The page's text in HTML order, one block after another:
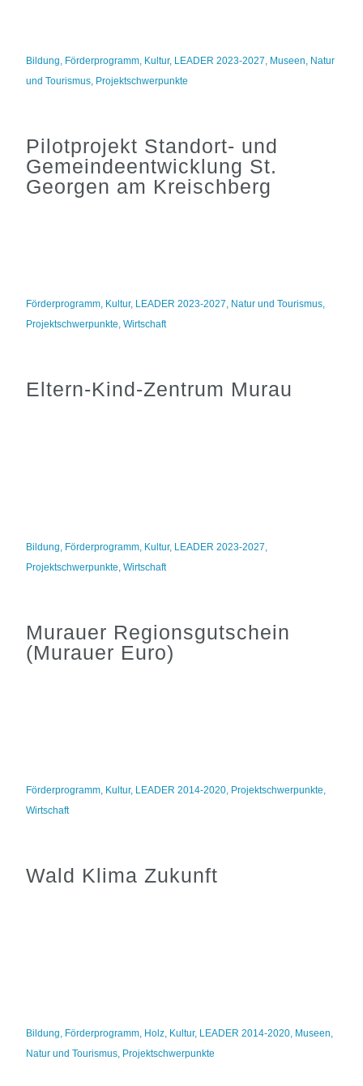
Bildung, Förderprogramm, Kultur, LEADER 2023-2027, Museen, Natur
und Tourismus, Projektschwerpunkte
Pilotprojekt Standort- und
Gemeindeentwicklung St.
Georgen am Kreischberg
Förderprogramm, Kultur, LEADER 2023-2027, Natur und Tourismus,
Projektschwerpunkte,Wirtschaft
Eltern-Kind-Zentrum Murau
Bildung, Förderprogramm, Kultur, LEADER 2023-2027,
Projektschwerpunkte,Wirtschaft
Murauer Regionsgutschein
(Murauer Euro)
Förderprogramm, Kultur, LEADER 2014-2020, Projektschwerpunkte,
Wirtschaft
Wald Klima Zukunft
Bildung, Förderprogramm, Holz, Kultur, LEADER 2014-2020, Museen,
Natur und Tourismus, Projektschwerpunkte